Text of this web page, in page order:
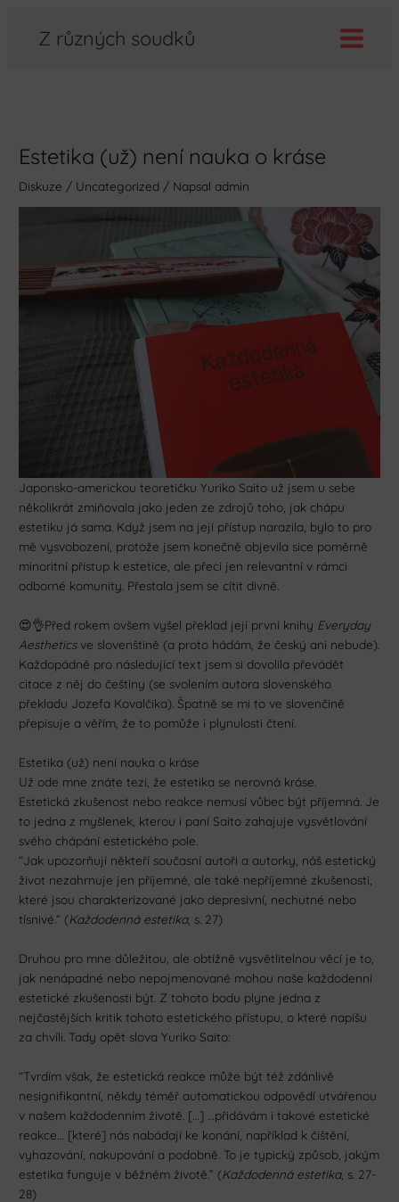
Z různých soudků
Estetika (už) není nauka o kráse
Diskuze / Uncategorized / Napsal admin
Japonsko-americkou teoretičku Yuriko Saito už jsem u sebe
několikrát zmiňovala jako jeden ze zdrojů toho, jak chápu
estetiku já sama. Když jsem na její přístup narazila, bylo to pro
mě vysvobození, protože jsem konečně objevila sice poměrně
minoritní přístup k estetice, ale přeci jen relevantní v rámci
odborné komunity. Přestala jsem se cítit divně.
😍👌Před rokem ovšem vyšel překlad její první knihy Everyday
Aestheticsve slovenštině (a proto hádám, že český ani nebude).
Každopádně pro následující text jsem si dovolila převádět
citace z něj do češtiny (se svolením autora slovenského
překladu Jozefa Kovalčika). Špatně se mi to ve slovenčině
přepisuje a věřím, že to pomůže i plynulosti čtení.
Estetika (už) není nauka o kráse
Už ode mne znáte tezi, že estetika se nerovná kráse.
Estetická zkušenost nebo reakce nemusí vůbec být příjemná. Je
to jedna z myšlenek, kterou i paní Saito zahajuje vysvětlování
svého chápání estetického pole.
“Jak upozorňují někteří současní autoři a autorky, náš estetický
život nezahrnuje jen příjemné, ale také nepříjemné zkušenosti,
které jsou charakterizované jako depresivní, nechutné nebo
tísnivé.” (Každodenná estetika, s. 27)
Druhou pro mne důležitou, ale obtížně vysvětlitelnou věcí je to,
jak nenápadné nebo nepojmenované mohou naše každodenní
estetické zkušenosti být. Z tohoto bodu plyne jedna z
nejčastějších kritik tohoto estetického přístupu, o které napíšu
za chvíli. Tady opět slova Yuriko Saito:
“Tvrdím však, že estetická reakce může být též zdánlivě
nesignifikantní, někdy téměř automatickou odpovědí utvářenou
v našem každodenním životě. […] …přidávám i takové estetické
reakce… [které] nás nabádají ke konání, například k čištění,
vyhazování, nakupování a podobně. To je typický způsob, jakým
estetika funguje v běžném životě.” (Každodenná estetika, s. 27-
28)